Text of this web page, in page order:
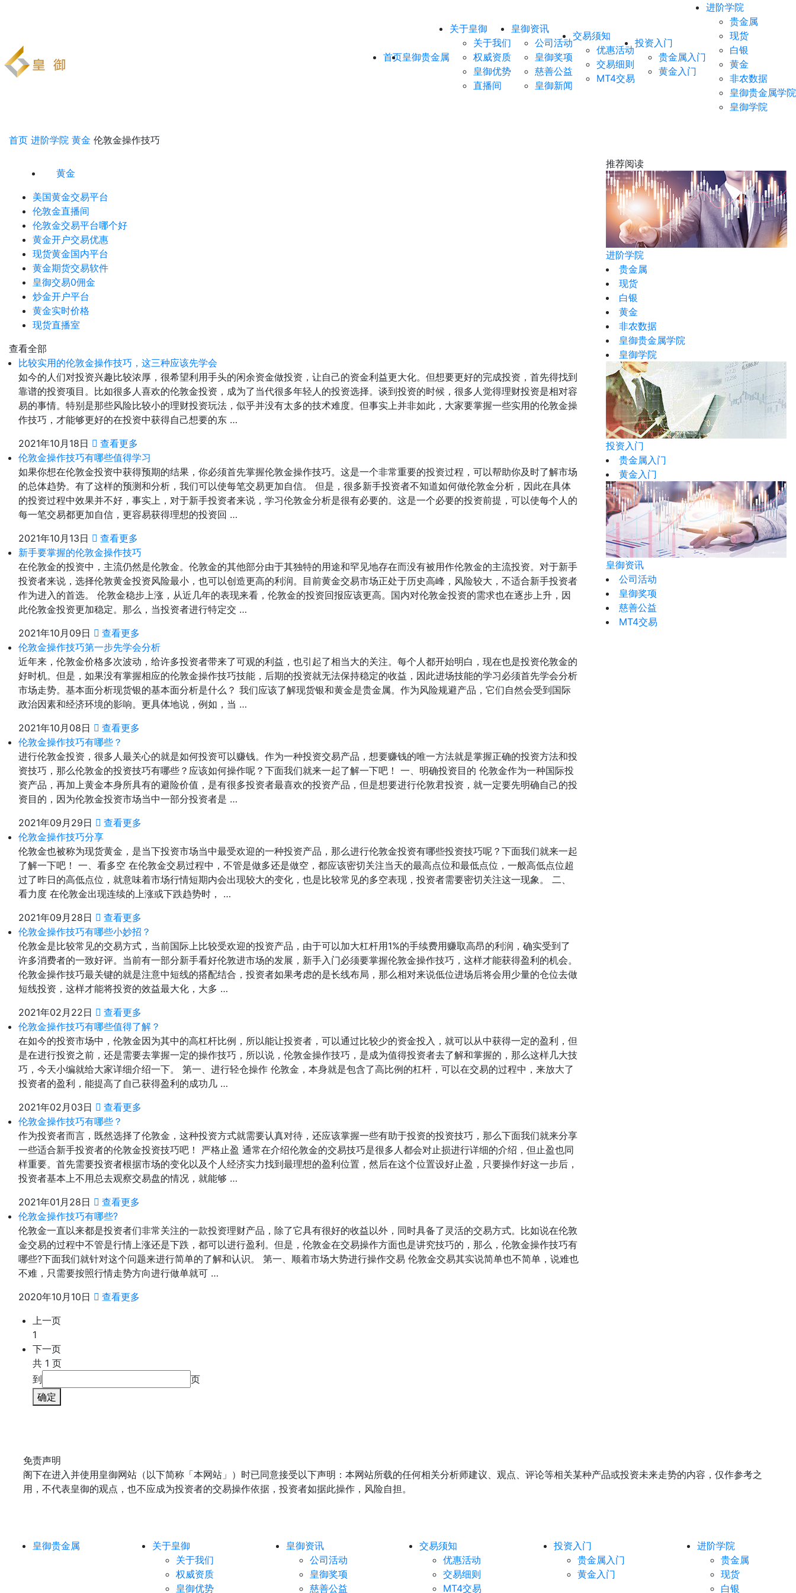
首页皇御贵金属
关于皇御
关于我们
权威资质
皇御优势
直播间
皇御资讯
公司活动
皇御奖项
慈善公益
皇御新闻
交易须知
优惠活动
交易细则
MT4交易
投资入门
贵金属入门
黄金入门
进阶学院
贵金属
现货
白银
黄金
非农数据
皇御贵金属学院
皇御学院
首页 进阶学院 黄金 伦敦金操作技巧
黄金
非农数据
美国黄金交易平台
伦敦金直播间
伦敦金交易平台哪个好
黄金开户交易优惠
现货黄金国内平台
黄金期货交易软件
皇御交易0佣金
炒金开户平台
黄金实时价格
现货直播室
查看全部
比较实用的伦敦金操作技巧，这三种应该先学会
如今的人们对投资兴趣比较浓厚，很希望利用手头的闲余资金做投资，让自己的资金利益更大化。但想要更好的完成投资，首先得找到
靠谱的投资项目。比如很多人喜欢的伦敦金投资，成为了当代很多年轻人的投资选择。谈到投资的时候，很多人觉得理财投资是相对容
易的事情。特别是那些风险比较小的理财投资玩法，似乎并没有太多的技术难度。但事实上并非如此，大家要掌握一些实用的伦敦金操
作技巧，才能够更好的在投资中获得自己想要的东 …
2021年10月18日
查看更多
伦敦金操作技巧有哪些值得学习
如果你想在伦敦金投资中获得预期的结果，你必须首先掌握伦敦金操作技巧。这是一个非常重要的投资过程，可以帮助你及时了解市场
的总体趋势。有了这样的预测和分析，我们可以使每笔交易更加自信。 但是，很多新手投资者不知道如何做伦敦金分析，因此在具体
的投资过程中效果并不好，事实上，对于新手投资者来说，学习伦敦金分析是很有必要的。这是一个必要的投资前提，可以使每个人的
每一笔交易都更加自信，更容易获得理想的投资回 …
2021年10月13日
查看更多
新手要掌握的伦敦金操作技巧
在伦敦金的投资中，主流仍然是伦敦金。伦敦金的其他部分由于其独特的用途和罕见地存在而没有被用作伦敦金的主流投资。对于新手
投资者来说，选择伦敦黄金投资风险最小，也可以创造更高的利润。目前黄金交易市场正处于历史高峰，风险较大，不适合新手投资者
作为进入的首选。 伦敦金稳步上涨，从近几年的表现来看，伦敦金的投资回报应该更高。国内对伦敦金投资的需求也在逐步上升，因
此伦敦金投资更加稳定。那么，当投资者进行特定交 …
2021年10月09日
查看更多
伦敦金操作技巧第一步先学会分析
近年来，伦敦金价格多次波动，给许多投资者带来了可观的利益，也引起了相当大的关注。每个人都开始明白，现在也是投资伦敦金的
好时机。但是，如果没有掌握相应的伦敦金操作技巧技能，后期的投资就无法保持稳定的收益，因此进场技能的学习必须首先学会分析
市场走势。基本面分析现货银的基本面分析是什么？ 我们应该了解现货银和黄金是贵金属。作为风险规避产品，它们自然会受到国际
政治因素和经济环境的影响。更具体地说，例如，当 …
2021年10月08日
查看更多
伦敦金操作技巧有哪些？
进行伦敦金投资，很多人最关心的就是如何投资可以赚钱。作为一种投资交易产品，想要赚钱的唯一方法就是掌握正确的投资方法和投
资技巧，那么伦敦金的投资技巧有哪些？应该如何操作呢？下面我们就来一起了解一下吧！ 一、明确投资目的 伦敦金作为一种国际投
资产品，再加上黄金本身所具有的避险价值，是有很多投资者最喜欢的投资产品，但是想要进行伦敦君投资，就一定要先明确自己的投
资目的，因为伦敦金投资市场当中一部分投资者是 …
2021年09月29日
查看更多
伦敦金操作技巧分享
伦敦金也被称为现货黄金，是当下投资市场当中最受欢迎的一种投资产品，那么进行伦敦金投资有哪些投资技巧呢？下面我们就来一起
了解一下吧！ 一、看多空 在伦敦金交易过程中，不管是做多还是做空，都应该密切关注当天的最高点位和最低点位，一般高低点位超
过了昨日的高低点位，就意味着市场行情短期内会出现较大的变化，也是比较常见的多空表现，投资者需要密切关注这一现象。 二、
看力度 在伦敦金出现连续的上涨或下跌趋势时， …
2021年09月28日
查看更多
伦敦金操作技巧有哪些小妙招？
伦敦金是比较常见的交易方式，当前国际上比较受欢迎的投资产品，由于可以加大杠杆用1%的手续费用赚取高昂的利润，确实受到了
许多消费者的一致好评。当前有一部分新手看好伦敦进市场的发展，新手入门必须要掌握伦敦金操作技巧，这样才能获得盈利的机会。
伦敦金操作技巧最关键的就是注意中短线的搭配结合，投资者如果考虑的是长线布局，那么相对来说低位进场后将会用少量的仓位去做
短线投资，这样才能将投资的效益最大化，大多 …
2021年02月22日
查看更多
伦敦金操作技巧有哪些值得了解？
在如今的投资市场中，伦敦金因为其中的高杠杆比例，所以能让投资者，可以通过比较少的资金投入，就可以从中获得一定的盈利，但
是在进行投资之前，还是需要去掌握一定的操作技巧，所以说，伦敦金操作技巧，是成为值得投资者去了解和掌握的，那么这样几大技
巧，今天小编就给大家详细介绍一下。 第一、进行轻仓操作 伦敦金，本身就是包含了高比例的杠杆，可以在交易的过程中，来放大了
投资者的盈利，能提高了自己获得盈利的成功几 …
2021年02月03日
查看更多
伦敦金操作技巧有哪些？
作为投资者而言，既然选择了伦敦金，这种投资方式就需要认真对待，还应该掌握一些有助于投资的投资技巧，那么下面我们就来分享
一些适合新手投资者的伦敦金投资技巧吧！ 严格止盈 通常在介绍伦敦金的交易技巧是很多人都会对止损进行详细的介绍，但止盈也同
样重要。首先需要投资者根据市场的变化以及个人经济实力找到最理想的盈利位置，然后在这个位置设好止盈，只要操作好这一步后，
投资者基本上不用总去观察交易盘的情况，就能够 …
2021年01月28日
查看更多
伦敦金操作技巧有哪些?
伦敦金一直以来都是投资者们非常关注的一款投资理财产品，除了它具有很好的收益以外，同时具备了灵活的交易方式。比如说在伦敦
金交易的过程中不管是行情上涨还是下跌，都可以进行盈利。但是，伦敦金在交易操作方面也是讲究技巧的，那么，伦敦金操作技巧有
哪些?下面我们就针对这个问题来进行简单的了解和认识。 第一、顺着市场大势进行操作交易 伦敦金交易其实说简单也不简单，说难也
不难，只需要按照行情走势方向进行做单就可 …
2020年10月10日
查看更多
上一页
1
下一页
共 1 页
到
页
确定
推荐阅读
进阶学院
贵金属
现货
白银
黄金
非农数据
皇御贵金属学院
皇御学院
投资入门
贵金属入门
黄金入门
皇御资讯
公司活动
皇御奖项
慈善公益
MT4交易
免责声明
阁下在进入并使用皇御网站（以下简称「本网站」）时已同意接受以下声明：本网站所载的任何相关分析师建议、观点、评论等相关某种产品或投资未来走势的内容，仅作参考之
用，不代表皇御的观点，也不应成为投资者的交易操作依据，投资者如据此操作，风险自担。
皇御贵金属
关于皇御
关于我们
权威资质
皇御优势
皇御资讯
公司活动
皇御奖项
慈善公益
交易须知
优惠活动
交易细则
MT4交易
投资入门
贵金属入门
黄金入门
进阶学院
贵金属
现货
白银